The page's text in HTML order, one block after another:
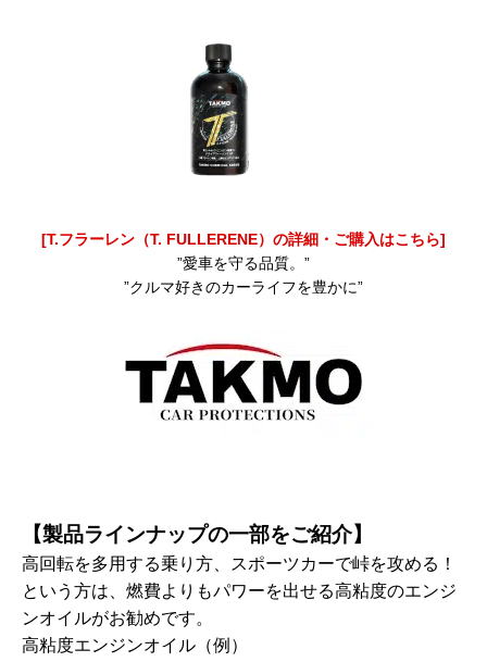
[T.フラーレン（T. FULLERENE）の詳細・ご購入はこちら]
”愛車を守る品質。”
”クルマ好きのカーライフを豊かに”
【製品ラインナップの一部をご紹介】
高回転を多用する乗り方、スポーツカーで峠を攻める！
という方は、燃費よりもパワーを出せる高粘度のエンジ
ンオイルがお勧めです。
高粘度エンジンオイル（例）